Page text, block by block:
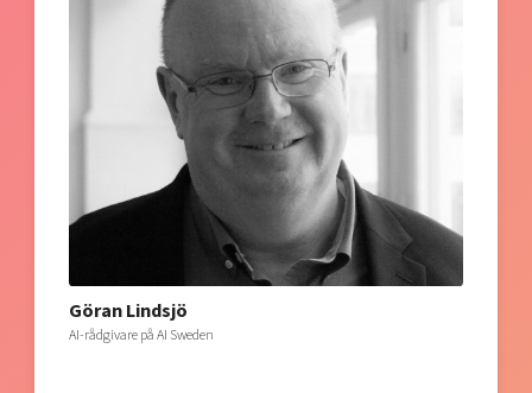
Göran Lindsjö
AI-rådgivare på AI Sweden